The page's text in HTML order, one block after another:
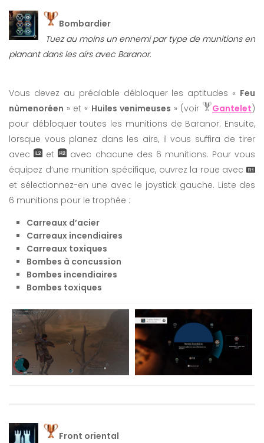
Bombardier
Tuez au moins un ennemi par type de munitions en
planant dans les airs avec Baranor.
Vous devez au préalable débloquer les aptitudes « Feu
nùmenoréen » et « Huiles venimeuses » (voir Gantelet)
pour débloquer toutes les munitions de Baranor. Ensuite,
lorsque vous planez dans les airs, il vous suffira de tirer
avec
et
avec chacune des 6 munitions. Pour vous
équipez d’une munition spécifique, ouvrez la roue avec
et sélectionnez-en une avec le joystick gauche. Liste des
6 munitions pour le trophée :
Carreaux d’acier
Carreaux incendiaires
Carreaux toxiques
Bombes à concussion
Bombes incendiaires
Bombes toxiques
Front oriental